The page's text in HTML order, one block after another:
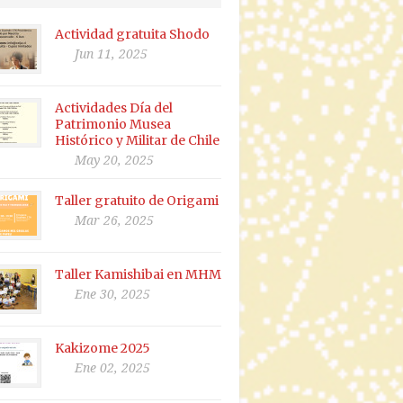
Actividad gratuita Shodo
Jun 11, 2025
Actividades Día del
Patrimonio Musea
Histórico y Militar de Chile
May 20, 2025
Taller gratuito de Origami
Mar 26, 2025
Taller Kamishibai en MHM
Ene 30, 2025
Kakizome 2025
Ene 02, 2025